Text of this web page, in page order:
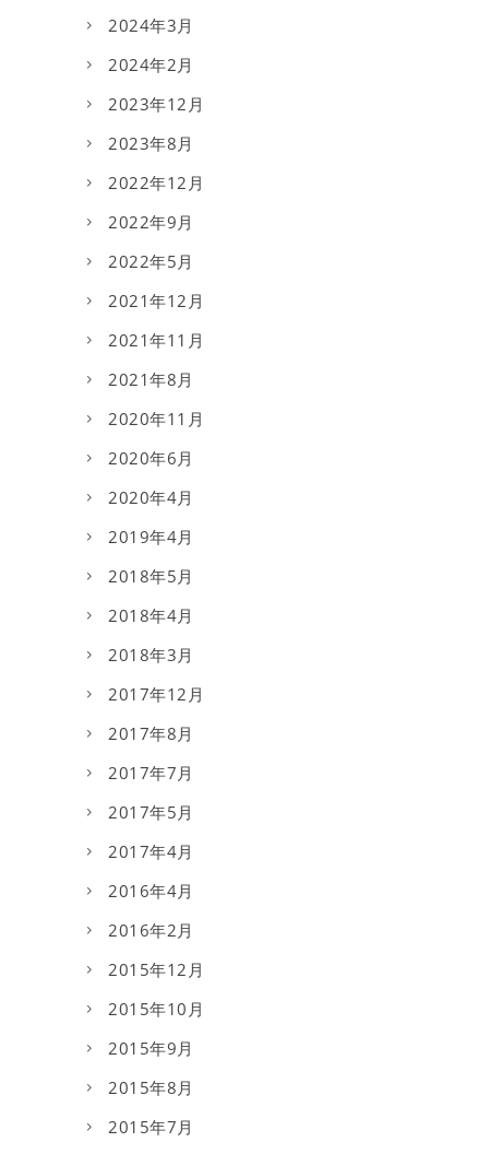
2024年3月
2024年2月
2023年12月
2023年8月
2022年12月
2022年9月
2022年5月
2021年12月
2021年11月
2021年8月
2020年11月
2020年6月
2020年4月
2019年4月
2018年5月
2018年4月
2018年3月
2017年12月
2017年8月
2017年7月
2017年5月
2017年4月
2016年4月
2016年2月
2015年12月
2015年10月
2015年9月
2015年8月
2015年7月